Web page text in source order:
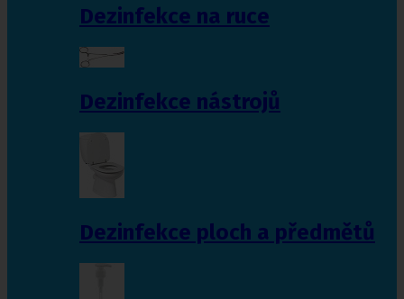
Dezinfekce na ruce
Dezinfekce nástrojů
Dezinfekce ploch a předmětů